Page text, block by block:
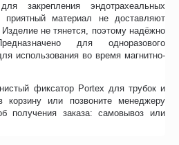
закрепления эндотрахеальных
материал не доставляют
не тянется, поэтому надёжно
для одноразового
использования во время магнитно-
фиксатор Portex для трубок и
корзину или позвоните менеджеру
получения заказа: самовывоз или